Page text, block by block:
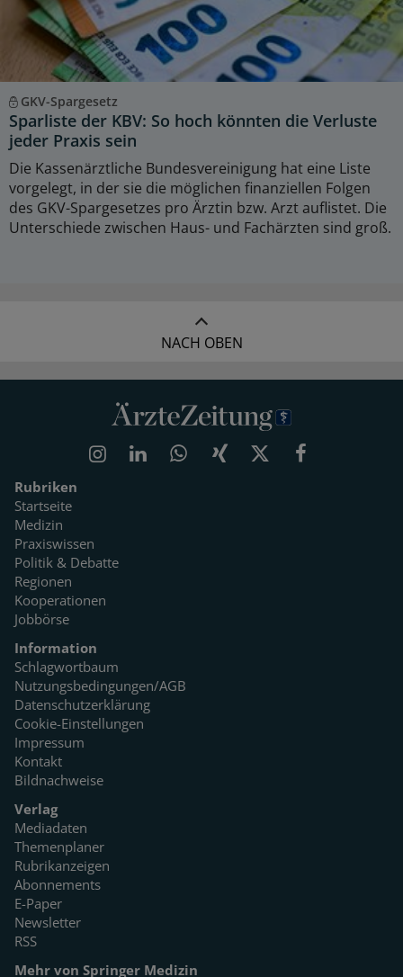
GKV-Spargesetz
Sparliste der KBV: So hoch könnten die Verluste
jeder Praxis sein
Die Kassenärztliche Bundesvereinigung hat eine Liste
vorgelegt, in der sie die möglichen finanziellen Folgen
des GKV-Spargesetzes pro Ärztin bzw. Arzt auflistet. Die
Unterschiede zwischen Haus- und Fachärzten sind groß.
NACH OBEN
Rubriken
Startseite
Medizin
Praxiswissen
Politik & Debatte
Regionen
Kooperationen
Jobbörse
Information
Schlagwortbaum
Nutzungsbedingungen/AGB
Datenschutzerklärung
Cookie-Einstellungen
Impressum
Kontakt
Bildnachweise
Verlag
Mediadaten
Themenplaner
Rubrikanzeigen
Abonnements
E-Paper
Newsletter
RSS
Mehr von Springer Medizin